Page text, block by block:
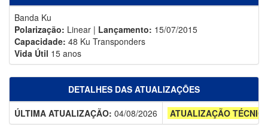
Banda Ku
Polarização: Linear | Lançamento: 15/07/2015
Capacidade: 48 Ku Transponders
Vida Útil 15 anos
DETALHES DAS ATUALIZAÇÕES
ÚLTIMA ATUALIZAÇÃO: 04/08/2026 ATUALIZAÇÃO